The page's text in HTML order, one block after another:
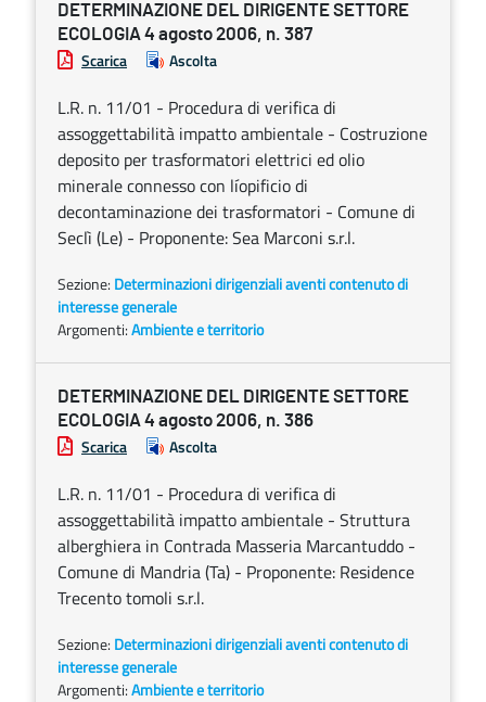
DETERMINAZIONE DEL DIRIGENTE SETTORE
ECOLOGIA 4 agosto 2006, n. 387
Scarica Ascolta
L.R. n. 11/01 - Procedura di verifica di
assoggettabilità impatto ambientale - Costruzione
deposito per trasformatori elettrici ed olio
minerale connesso con líopificio di
decontaminazione dei trasformatori - Comune di
Seclì (Le) - Proponente: Sea Marconi s.r.l.
Sezione: Determinazioni dirigenziali aventi contenuto di
interesse generale
Argomenti:Ambiente e territorio
DETERMINAZIONE DEL DIRIGENTE SETTORE
ECOLOGIA 4 agosto 2006, n. 386
Scarica Ascolta
L.R. n. 11/01 - Procedura di verifica di
assoggettabilità impatto ambientale - Struttura
alberghiera in Contrada Masseria Marcantuddo -
Comune di Mandria (Ta) - Proponente: Residence
Trecento tomoli s.r.l.
Sezione: Determinazioni dirigenziali aventi contenuto di
interesse generale
Argomenti:Ambiente e territorio